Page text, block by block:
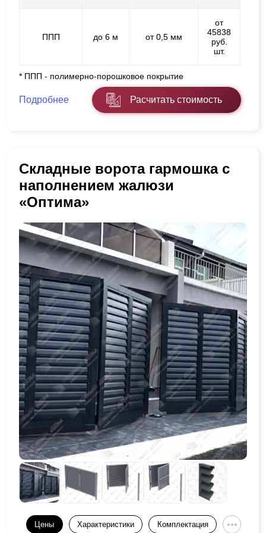
ППП до 6 м от 0,5 мм
от
45838
руб.
шт.
* ППП - полимерно-порошковое покрытие
Подробнее Расчитать стоимость
Складные ворота гармошка с
наполнением жалюзи
«Оптима»
Цены Характеристики Комплектация